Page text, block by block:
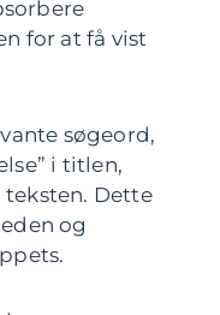
for at få vist
søgeord,
i titlen,
Dette
og